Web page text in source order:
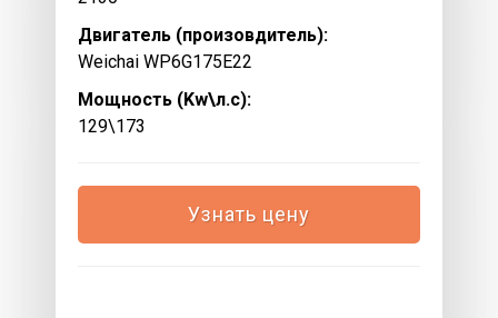
Двигатель (произовдитель):
Weichai WP6G175E22
Мощность (Kw\л.с):
129\173
Узнать цену